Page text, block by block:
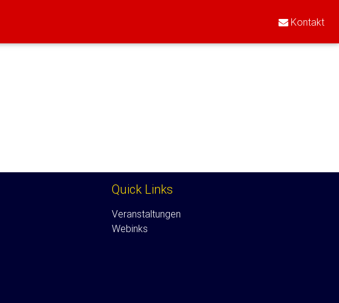
Kontakt
Quick Links
Veranstaltungen
Webinks